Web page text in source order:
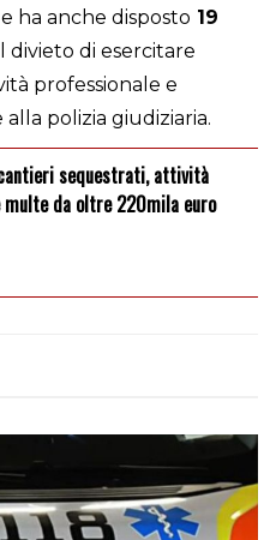
ha anche disposto 19
divieto di esercitare
professionale e
alla polizia giudiziaria.
sequestrati, attività
multe da oltre 220mila euro